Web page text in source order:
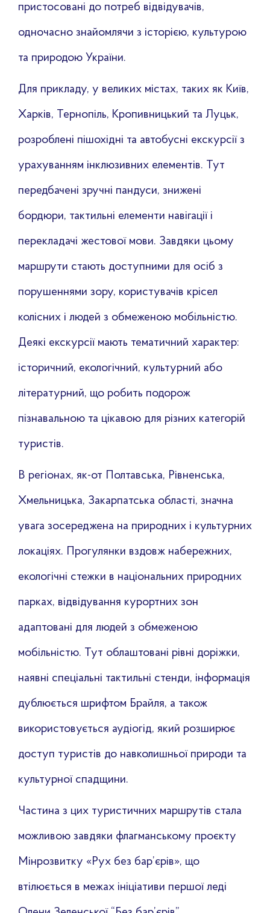
пристосовані до потреб відвідувачів,
одночасно знайомлячи з історією, культурою
та природою України.
Для прикладу, у великих містах, таких як Київ,
Харків, Тернопіль, Кропивницький та Луцьк,
розроблені пішохідні та автобусні екскурсії з
урахуванням інклюзивних елементів. Тут
передбачені зручні пандуси, знижені
бордюри, тактильні елементи навігації і
перекладачі жестової мови. Завдяки цьому
маршрути стають доступними для осіб з
порушеннями зору, користувачів крісел
колісних і людей з обмеженою мобільністю.
Деякі екскурсії мають тематичний характер:
історичний, екологічний, культурний або
літературний, що робить подорож
пізнавальною та цікавою для різних категорій
туристів.
В регіонах, як-от Полтавська, Рівненська,
Хмельницька, Закарпатська області, значна
увага зосереджена на природних і культурних
локаціях. Прогулянки вздовж набережних,
екологічні стежки в національних природних
парках, відвідування курортних зон
адаптовані для людей з обмеженою
мобільністю. Тут облаштовані рівні доріжки,
наявні спеціальні тактильні стенди, інформація
дублюється шрифтом Брайля, а також
використовується аудіогід, який розширює
доступ туристів до навколишньої природи та
культурної спадщини.
Частина з цих туристичних маршрутів стала
можливою завдяки флагманському проєкту
Мінрозвитку «Рух без бар’єрів», що
втілюється в межах ініціативи першої леді